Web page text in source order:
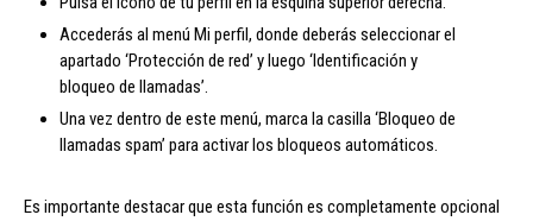
Accederás al menú Mi perfil, donde deberás seleccionar el
apartado ‘Protección de red’ y luego ‘Identificación y
bloqueo de llamadas’.
Una vez dentro de este menú, marca la casilla ‘Bloqueo de
llamadas spam’ para activar los bloqueos automáticos.
Es importante destacar que esta función es completamente opcional